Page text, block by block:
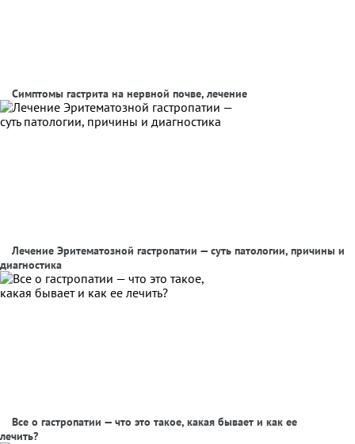
Симптомы гастрита на нервной почве, лечение
Лечение Эритематозной гастропатии — суть патологии, причины и
диагностика
Все о гастропатии — что это такое, какая бывает и как ее
лечить?